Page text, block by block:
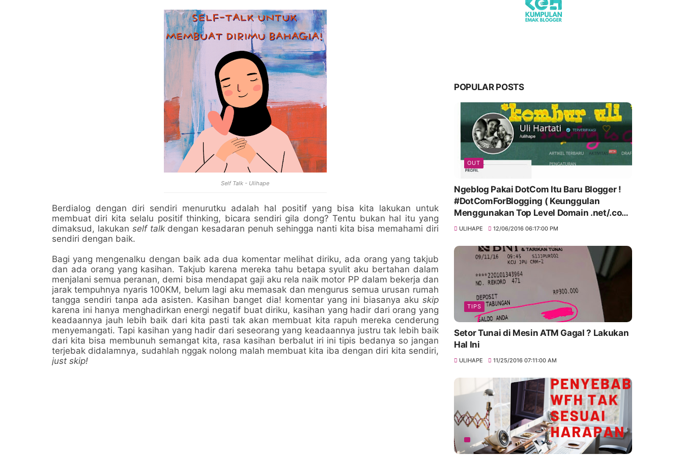
Self Talk - Ulihape
Berdialog dengan diri sendiri menurutku adalah hal positif yang bisa kita lakukan untuk
membuat diri kita selalu positif thinking, bicara sendiri gila dong? Tentu bukan hal itu yang
dimaksud, lakukan self talkdengan kesadaran penuh sehingga nanti kita bisa memahami diri
sendiri dengan baik.
Bagi yang mengenalku dengan baik ada dua komentar melihat diriku, ada orang yang takjub
dan ada orang yang kasihan. Takjub karena mereka tahu betapa syulit aku bertahan dalam
menjalani semua peranan, demi bisa mendapat gaji aku rela naik motor PP dalam bekerja dan
jarak tempuhnya nyaris 100KM, belum lagi aku memasak dan mengurus semua urusan rumah
tangga sendiri tanpa ada asisten. Kasihan banget dia! komentar yang ini biasanya aku skip
karena ini hanya menghadirkan energi negatif buat diriku, kasihan yang hadir dari orang yang
keadaannya jauh lebih baik dari kita pasti tak akan membuat kita rapuh mereka cenderung
menyemangati. Tapi kasihan yang hadir dari seseorang yang keadaannya justru tak lebih baik
dari kita bisa membunuh semangat kita, rasa kasihan berbalut iri ini tipis bedanya so jangan
terjebak didalamnya, sudahlah nggak nolong malah membuat kita iba dengan diri kita sendiri,
just skip!
POPULAR POSTS
OUT
Ngeblog Pakai DotCom Itu Baru Blogger !
#DotComForBlogging ( Keunggulan
Menggunakan Top Level Domain .net/.com
) ULIHAPE 12/06/2016 06:17:00 PM
TIPS
Setor Tunai di Mesin ATM Gagal ? Lakukan
Hal Ini
ULIHAPE 11/25/2016 07:11:00 AM